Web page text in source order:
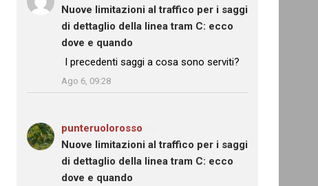
Nuove limitazioni al traffico per i saggi
di dettaglio della linea tram C: ecco
dove e quando
: “I precedenti saggi a cosa sono serviti?
Ago 6, 09:28
punteruolorosso
Nuove limitazioni al traffico per i saggi
di dettaglio della linea tram C: ecco
dove e quando